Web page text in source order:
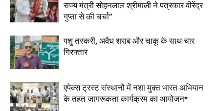
राज्य मंत्री सोहनलाल श्रीमाली ने पत्रकार वीरेंद्र
गुप्ता से की चर्चा”
पशु तस्करी, अवैध शराब और चाकू के साथ चार
गिरफ्तार
एपेक्स ट्रस्ट संस्थानों में नशा मुक्त भारत अभियान
के तहत जागरूकता कार्यक्रम का आयोजन*